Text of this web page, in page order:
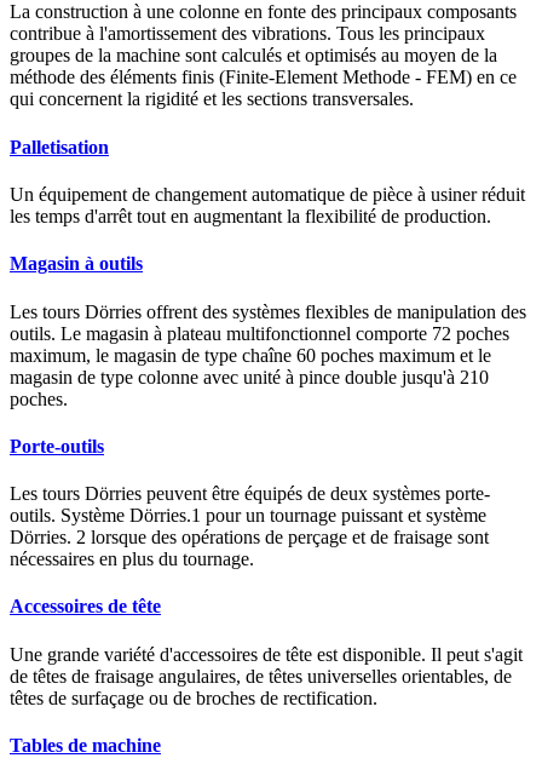
La construction à une colonne en fonte des principaux composants
contribue à l'amortissement des vibrations. Tous les principaux
groupes de la machine sont calculés et optimisés au moyen de la
méthode des éléments finis (Finite-Element Methode - FEM) en ce
qui concernent la rigidité et les sections transversales.
Palletisation
Un équipement de changement automatique de pièce à usiner réduit
les temps d'arrêt tout en augmentant la flexibilité de production.
Magasin à outils
Les tours Dörries offrent des systèmes flexibles de manipulation des
outils. Le magasin à plateau multifonctionnel comporte 72 poches
maximum, le magasin de type chaîne 60 poches maximum et le
magasin de type colonne avec unité à pince double jusqu'à 210
poches.
Porte-outils
Les tours Dörries peuvent être équipés de deux systèmes porte-
outils. Système Dörries.1 pour un tournage puissant et système
Dörries. 2 lorsque des opérations de perçage et de fraisage sont
nécessaires en plus du tournage.
Accessoires de tête
Une grande variété d'accessoires de tête est disponible. Il peut s'agit
de têtes de fraisage angulaires, de têtes universelles orientables, de
têtes de surfaçage ou de broches de rectification.
Tables de machine